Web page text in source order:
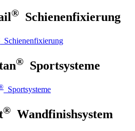
® Schienenfixierung
Schienenfixierung
® Sportsysteme
Sportsysteme
® Wandfinishsystem